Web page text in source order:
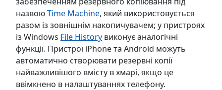
назвоюTime Machine, який використовується
разом із зовнішнім накопичувачем; у пристроях
із Windows File History виконує аналогічні
функції. Пристрої iPhone та Android можуть
автоматично створювати резервні копії
найважливішого вмісту в хмарі, якщо це
ввімкнено в налаштуваннях телефону.